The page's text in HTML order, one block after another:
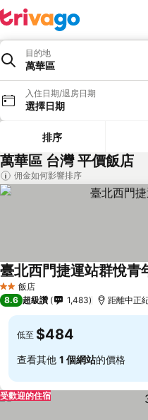
目的地
萬華區
入住日期/退房日期
選擇日期
排序
萬華區 台灣 平價飯店
佣金如何影響排序
2 星級飯店
臺北西門捷運站群悅青
8.6 超級讚 1,483 距離中正
低至 $484
查看其他 1 個網站的價格
受歡迎的住宿